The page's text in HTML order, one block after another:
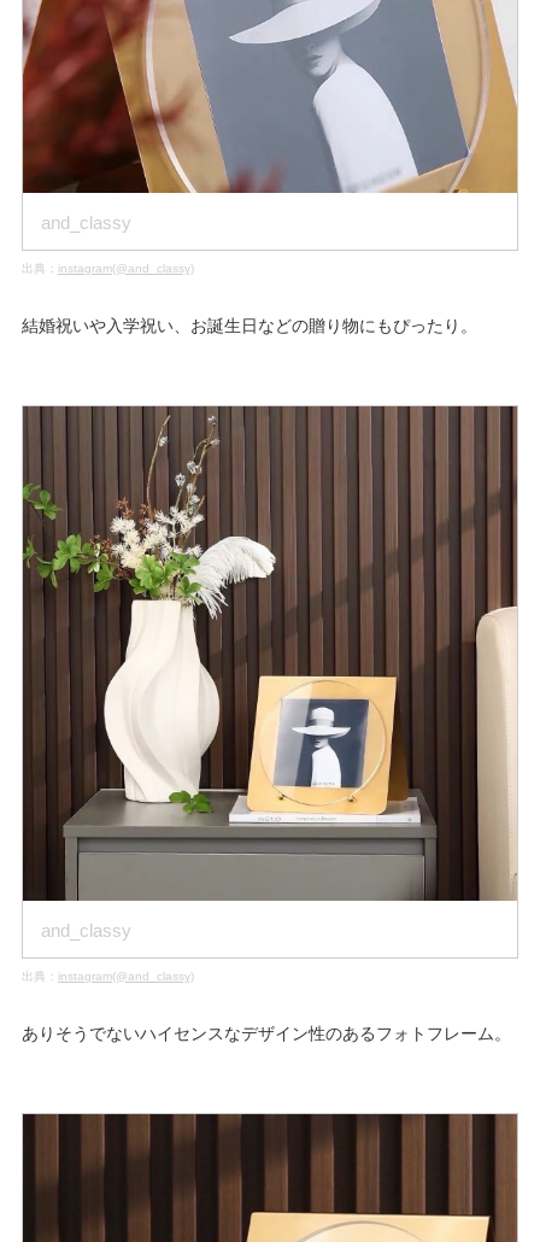
and_classy
出典： instagram(@and_classy)
結婚祝いや入学祝い、お誕生日などの贈り物にもぴったり。
and_classy
出典： instagram(@and_classy)
ありそうでないハイセンスなデザイン性のあるフォトフレーム。